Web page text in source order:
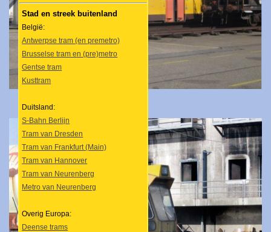
Stad en streek buitenland
België:
Antwerpse tram (en premetro)
Brusselse tram en (pre)metro
Gentse tram
Kusttram
Duitsland:
S-Bahn Berlijn
Tram van Dresden
Tram van Frankfurt (Main)
Tram van Hannover
Tram van Neurenberg
Metro van Neurenberg
Overig Europa:
Deense trams